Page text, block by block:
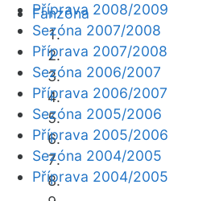
Fanzóna
Příprava 2008/2009
Sezóna 2007/2008
Příprava 2007/2008
Sezóna 2006/2007
Příprava 2006/2007
Sezóna 2005/2006
Příprava 2005/2006
Sezóna 2004/2005
Příprava 2004/2005